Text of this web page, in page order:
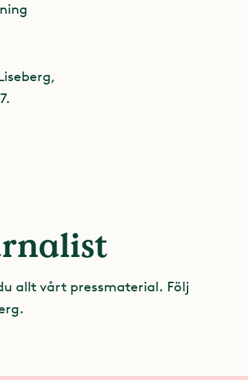
allt vårt pressmaterial. Följ